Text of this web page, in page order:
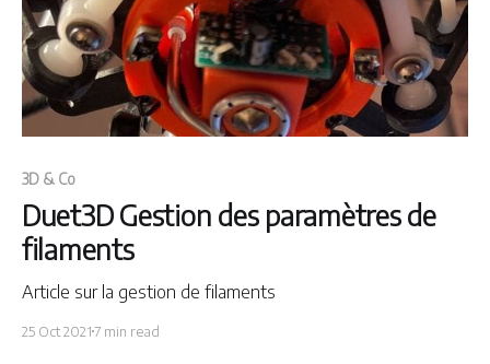
3D & Co
Duet3D Gestion des paramètres de
filaments
Article sur la gestion de filaments
25 Oct 20217 min read